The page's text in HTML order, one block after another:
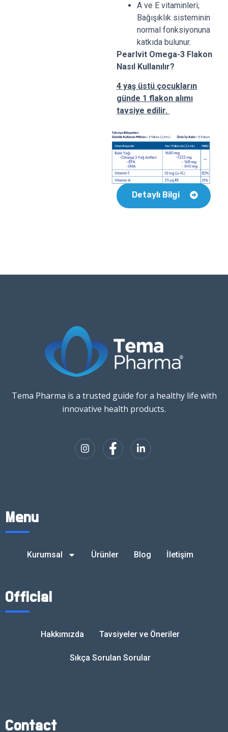
A ve E vitaminleri;
Bağışıklık sisteminin
normal fonksiyonuna
katkıda bulunur.
Pearlvit Omega-3 Flakon
Nasıl Kullanılır?
4 yaş üstü çocukların
günde 1 flakon alımı
tavsiye edilir.
Detaylı Bilgi
Tema Pharma is a trusted guide for a healthy life with
innovative health products.
Menu
Kurumsal Ürünler Blog İletişim
Official
Hakkımızda Tavsiyeler ve Öneriler
Sıkça Sorulan Sorular
Contact